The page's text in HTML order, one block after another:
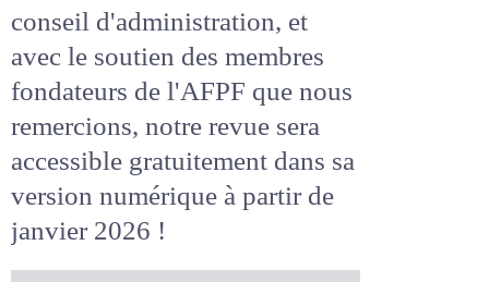
Suite à la décision de notre
conseil d'administration, et
avec le soutien des membres
fondateurs de l'AFPF que nous
remercions, notre revue sera
accessiblegratuitementdans
sa version numérique
de janvier 2026 !